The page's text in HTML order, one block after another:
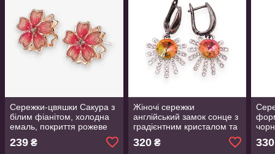
Сережки-цвяшки Сакура з
білим фіанітом, холодна
емаль, покриття рожеве
239 ₴
Жіночі сережки
англійський замок сонце з
градієнтним кристалом та
фіанітами довжина 3,8 см
320₴ 330